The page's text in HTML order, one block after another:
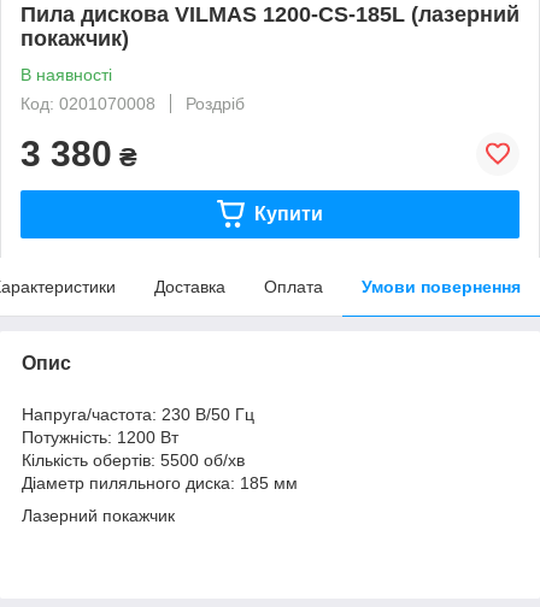
Пила дискова VILMAS 1200-CS-185L (лазерний
покажчик)
В наявності
Код: 0201070008
Роздріб
3 380 ₴
Купити
Доставка Оплата Умови повернення
Опис
Напруга/частота: 230 В/50 Гц
Потужність: 1200 Вт
Кількість обертів: 5500 об/хв
Діаметр пиляльного диска: 185 мм
Лазерний покажчик